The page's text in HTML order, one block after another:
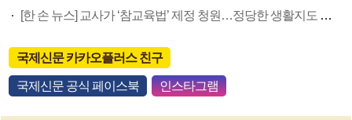
[한 손 뉴스] 교사가 ‘참교육법’ 제정 청원…정당한 생활지도 권한 요구
국제신문 카카오플러스 친구
국제신문 공식 페이스북 인스타그램